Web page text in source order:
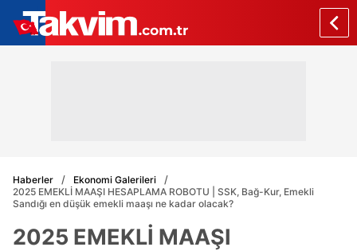
Haberler
Ekonomi Galerileri
2025 EMEKLİ MAAŞI HESAPLAMA ROBOTU | SSK, Bağ-Kur, Emekli
Sandığı en düşük emekli maaşı ne kadar olacak?
2025 EMEKLİ MAAŞI